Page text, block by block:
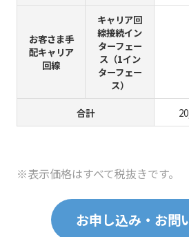
お客さま手
配キャリア
回線
キャリア回
線接続イン
ターフェー
ス（1イン
ターフェー
ス）
合計
※表示価格はすべて税抜きです。
お申し込み・お問